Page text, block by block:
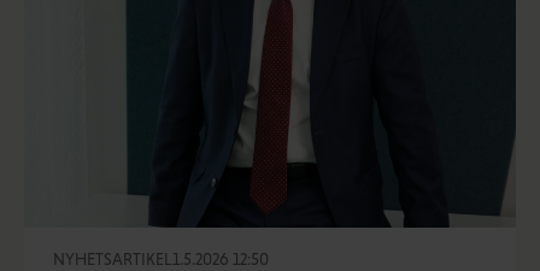
NYHETSARTIKEL 1.5.2026 12:50